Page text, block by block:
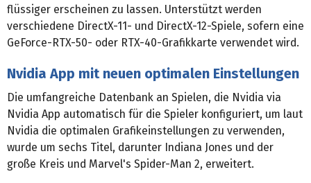
flüssiger erscheinen zu lassen. Unterstützt werden
verschiedene DirectX-11- und DirectX-12-Spiele, sofern eine
GeForce-RTX-50- oder RTX-40-Grafikkarte verwendet wird.
Nvidia App mit neuen optimalen Einstellungen
Die umfangreiche Datenbank an Spielen, die Nvidia via
Nvidia App automatisch für die Spieler konfiguriert, um laut
Nvidia die optimalen Grafikeinstellungen zu verwenden,
wurde um sechs Titel, darunter Indiana Jones und der
große Kreis und Marvel's Spider-Man 2, erweitert.